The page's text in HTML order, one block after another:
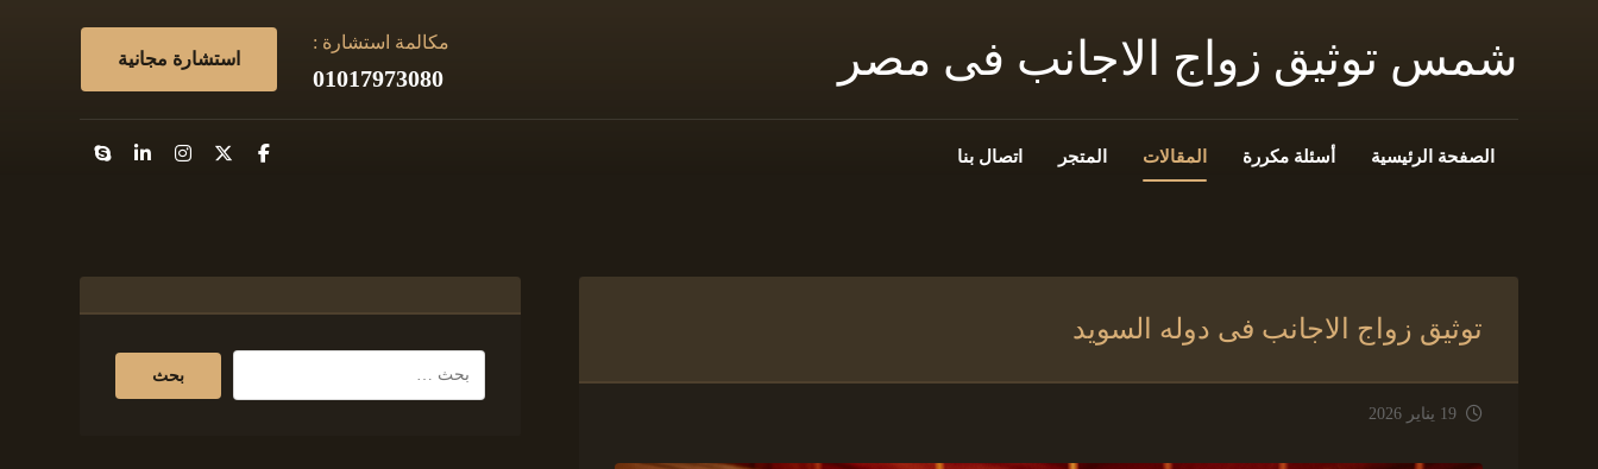
شمس توثيق زواج الاجانب فى مصر استشارة مجانية
مكالمة استشارة :
01017973080
الصفحة الرئيسية أسئلة مكررة المقالات المتجر اتصال بنا
توثيق زواج الاجانب فى دوله السويد
19 يناير 2026